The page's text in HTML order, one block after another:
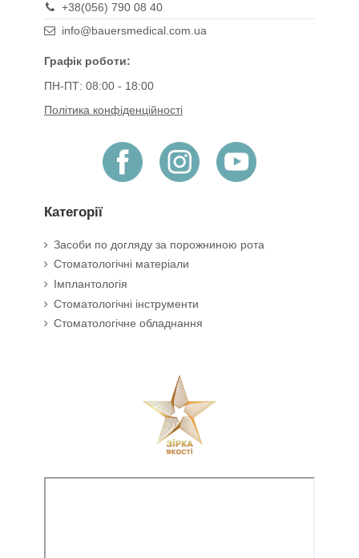
+38(056) 790 08 40
info@bauersmedical.com.ua
Графік роботи:
ПН-ПТ: 08:00 - 18:00
Політика конфіденційності
Категорії
Засоби по догляду за порожниною рота
Стоматологічні матеріали
Імплантологія
Стоматологічні інструменти
Стоматологічне обладнання